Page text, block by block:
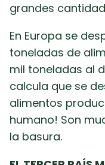
grandes
En Europa se
toneladas de
mil toneladas al
calcula que se
alimentos
humano! Son
la basura.